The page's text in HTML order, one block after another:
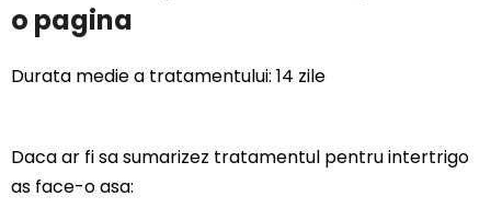
o pagina
Durata medie a tratamentului: 14 zile
Daca ar fi sa sumarizez tratamentul pentru intertrigo
as face-o asa: